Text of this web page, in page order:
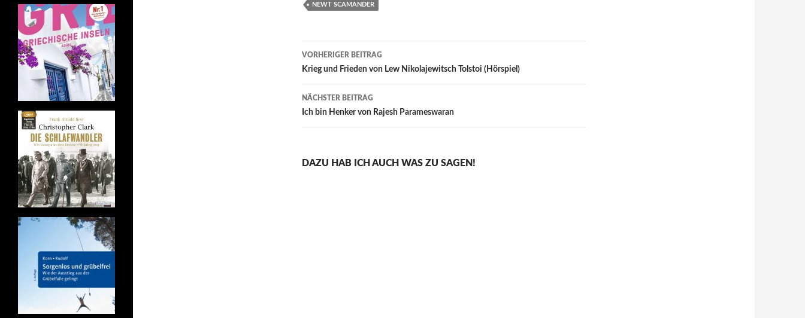
NEWT SCAMANDER
Beitragsnavigation
VORHERIGER BEITRAG
Krieg und Frieden von Lew Nikolajewitsch Tolstoi (Hörspiel)
NÄCHSTER BEITRAG
Ich bin Henker von Rajesh Parameswaran
DAZU HAB ICH AUCH WAS ZU SAGEN!